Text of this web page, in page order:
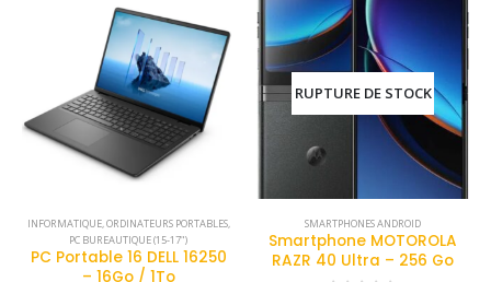
INFORMATIQUE,ORDINATEURS PORTABLES,
PC BUREAUTIQUE (15-17")
PC Portable 16 DELL 16250
– 16Go / 1To
RUPTURE DE STOCK
SMARTPHONES ANDROID
Smartphone MOTOROLA
RAZR 40 Ultra – 256 Go